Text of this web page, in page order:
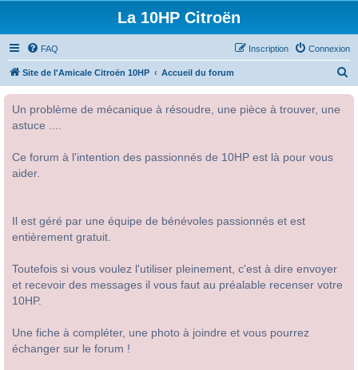
La 10HP Citroën
FAQ Connexion
Inscription
Site de l'Amicale Citroën 10HP Accueil du forum
Un problème de mécanique à résoudre, une pièce à trouver, une
astuce ....
Ce forum à l'intention des passionnés de 10HP est là pour vous
aider.
Il est géré par une équipe de bénévoles passionnés et est
entièrement gratuit.
Toutefois si vous voulez l'utiliser pleinement, c'est à dire envoyer
et recevoir des messages il vous faut au préalable recenser votre
10HP.
Une fiche à compléter, une photo à joindre et vous pourrez
échanger sur le forum !